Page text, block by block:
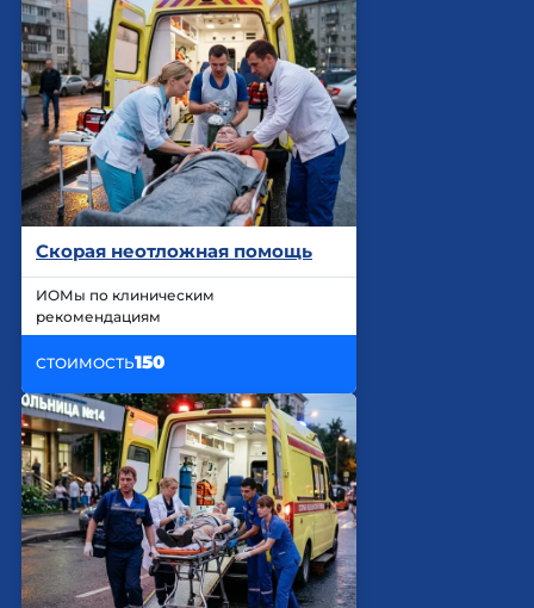
Скорая неотложная помощь
ИОМы по клиническим
рекомендациям
СТОИМОСТЬ150